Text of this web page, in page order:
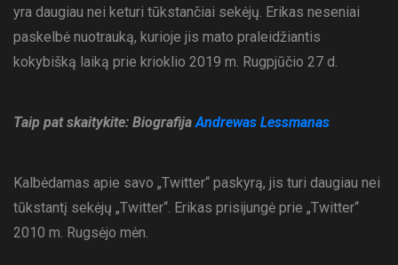
yra daugiau nei keturi tūkstančiai sekėjų. Erikas neseniai
paskelbė nuotrauką, kurioje jis mato praleidžiantis
kokybišką laiką prie krioklio 2019 m. Rugpjūčio 27 d.
Taip pat skaitykite: BiografijaAndrewas Lessmanas
Kalbėdamas apie savo „Twitter“ paskyrą, jis turi daugiau nei
tūkstantį sekėjų „Twitter“. Erikas prisijungė prie „Twitter“
2010 m. Rugsėjo mėn.